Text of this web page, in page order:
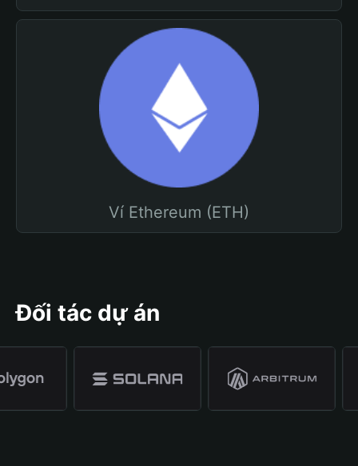
Ví Ethereum (ETH)
Đối tác dự án